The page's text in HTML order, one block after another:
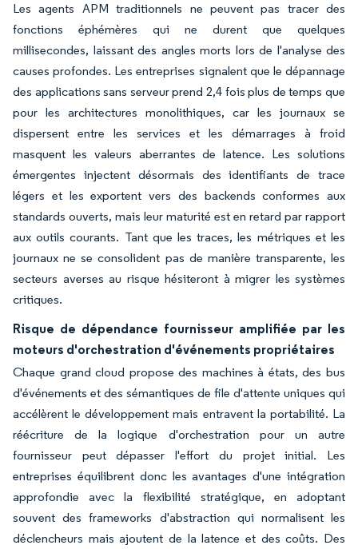
Les agents APM traditionnels ne peuvent pas tracer des
fonctions éphémères qui ne durent que quelques
millisecondes, laissant des angles morts lors de l'analyse des
causes profondes. Les entreprises signalent que le dépannage
des applications sans serveur prend 2,4 fois plus de temps que
pour les architectures monolithiques, car les journaux se
dispersent entre les services et les démarrages à froid
masquent les valeurs aberrantes de latence. Les solutions
émergentes injectent désormais des identifiants de trace
légers et les exportent vers des backends conformes aux
standards ouverts, mais leur maturité est en retard par rapport
aux outils courants. Tant que les traces, les métriques et les
journaux ne se consolident pas de manière transparente, les
secteurs averses au risque hésiteront à migrer les systèmes
critiques.
Risque de dépendance fournisseur amplifiée par les
moteurs d'orchestration d'événements propriétaires
Chaque grand cloud propose des machines à états, des bus
d'événements et des sémantiques de file d'attente uniques qui
accélèrent le développement mais entravent la portabilité. La
réécriture de la logique d'orchestration pour un autre
fournisseur peut dépasser l'effort du projet initial. Les
entreprises équilibrent donc les avantages d'une intégration
approfondie avec la flexibilité stratégique, en adoptant
souvent des frameworks d'abstraction qui normalisent les
déclencheurs mais ajoutent de la latence et des coûts. Des